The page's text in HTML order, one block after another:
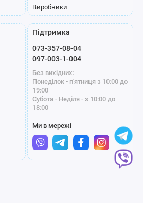
Виробники
Підтримка
073-357-08-04
097-003-1-004
Без вихідних:
Понеділок - п'ятниця з 10:00 до
19:00
Субота - Неділя - з 10:00 до
18:00
Ми в мережі